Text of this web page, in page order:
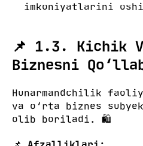
imkoniyatlarini
📌 1.3. Kichik
Biznesni
Hunarmandchilik
va o‘rta biznes
olib boriladi. 🛍️